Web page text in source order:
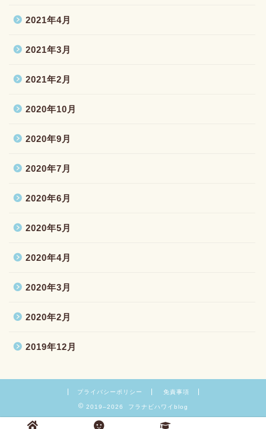
2021年4月
2021年3月
2021年2月
2020年10月
2020年9月
2020年7月
2020年6月
2020年5月
2020年4月
2020年3月
2020年2月
2019年12月
プライバシーポリシー 免責事項
2019–2026 フラナビハワイblog